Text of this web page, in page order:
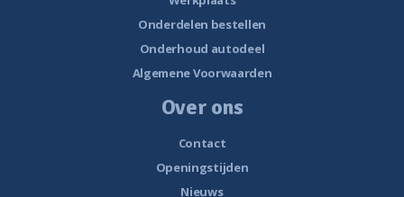
Onderdelen bestellen
Onderhoud autodeel
Algemene Voorwaarden
Over ons
Contact
Openingstijden
Nieuws